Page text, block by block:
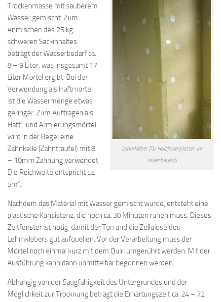
Lehmkleber für Holzfaserplatten im
Innenbereich
Trockenmasse mit sauberem
Wasser gemischt. Zum
Anmischen des 25 kg
schweren Sackinhaltes
beträgt der Wasserbedarf ca.
8 – 9 Liter, was insgesamt 17
Liter Mörtel ergibt. Bei der
Verwendung als Haftmörtel
ist die Wassermenge etwas
geringer. Zum Auftragen als
Haft- und Armierungsmörtel
wird in der Regel eine
Zahnkelle (Zahntraufel) mit 8
– 10mm Zahnung verwendet.
Die Reichweite entspricht ca.
5m².
Nachdem das Material mit Wasser gemischt wurde, entsteht eine
plastische Konsistenz, die noch ca. 30 Minuten ruhen muss. Dieses
Zeitfenster ist nötig, damit der Ton und die Zellulose des
Lehmklebers gut aufquellen. Vor der Verarbeitung muss der
Mörtel noch einmal kurz mit dem Quirl umgerührt werden. Mit der
Ausführung kann dann unmittelbar begonnen werden.
Abhängig von der Saugfähigkeit des Untergrundes und der
Möglichkeit zur Trocknung beträgt die Erhärtungszeit ca. 24 – 72